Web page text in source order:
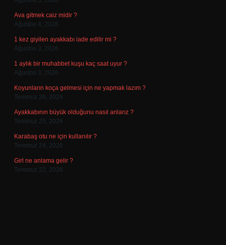
Ava gitmek caiz midir ?
Ağustos 4, 2026
1 kez giyilen ayakkabı iade edilir mi ?
Ağustos 3, 2026
1 aylık bir muhabbet kuşu kaç saat uyur ?
Ağustos 3, 2026
Koyunların koça gelmesi için ne yapmak lazım ?
Temmuz 26, 2026
Ayakkabının büyük olduğunu nasıl anlarız ?
Temmuz 25, 2026
Karabaş otu ne için kullanılır ?
Temmuz 24, 2026
Girl ne anlama gelir ?
Temmuz 22, 2026